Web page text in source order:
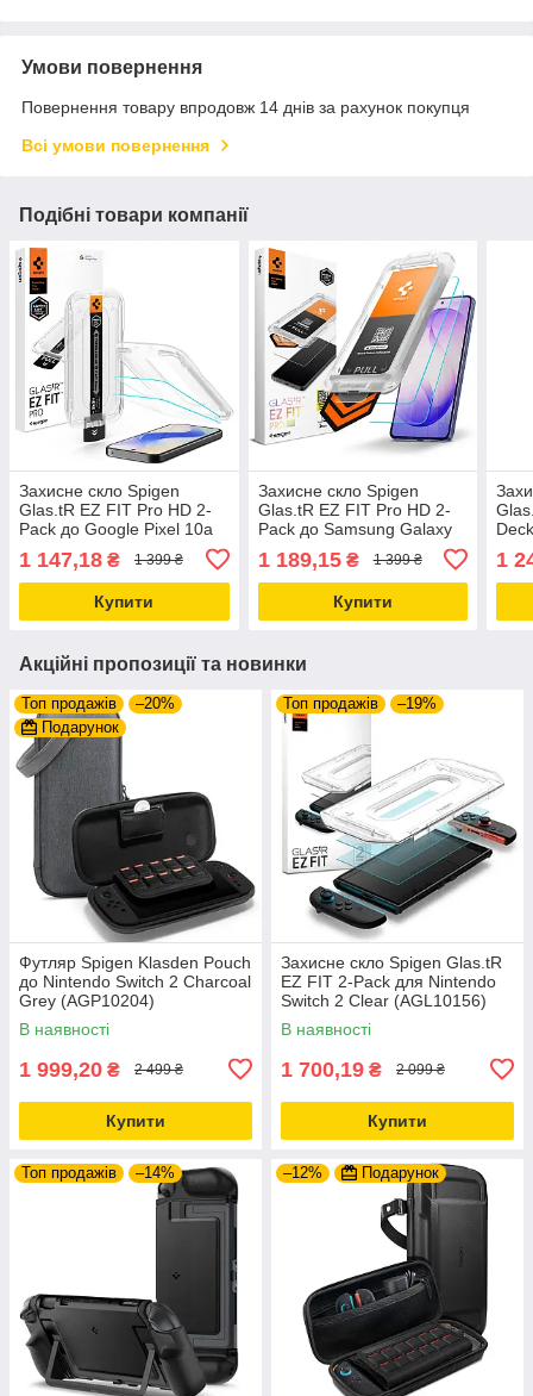
Умови повернення
Повернення товару впродовж 14 днів за рахунок покупця
Всі умови повернення
Подібні товари компанії
Захисне скло Spigen
Glas.tR EZ FIT Pro HD 2-
Pack до Google Pixel 10a
1 147,18 ₴ 1 399 ₴
Купити
Захисне скло Spigen
Glas.tR EZ FIT Pro HD 2-
Pack до Samsung Galaxy
1 189,15₴ 1 399 ₴
Купити
1
Акційні пропозиції та новинки
Топ продажів
–20%
Подарунок
Футляр Spigen Klasden Pouch
до Nintendo Switch 2 Charcoal
Grey (AGP10204)
В наявності
1 999,20 ₴ 2 499 ₴
Купити
Топ продажів –19%
Захисне скло Spigen Glas.tR
EZ FIT 2-Pack для Nintendo
Switch 2 Clear (AGL10156)
В наявності
1 700,19 ₴ 2 099 ₴
Купити
Топ продажів –14% –12% Подарунок